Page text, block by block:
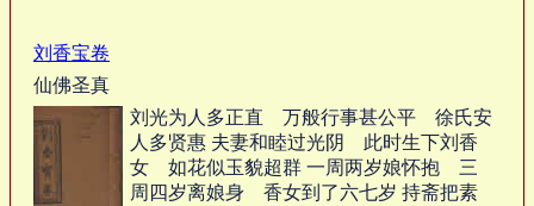
刘香宝卷
仙佛圣真
刘光为人多正直 万般行事甚公平 徐氏安
人多贤惠 夫妻和睦过光阴 此时生下刘香
女 如花似玉貌超群 一周两岁娘怀抱 三
周四岁离娘身 香女到了六七岁 持斋把素